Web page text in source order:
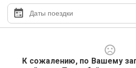
К сожалению, по Вашему